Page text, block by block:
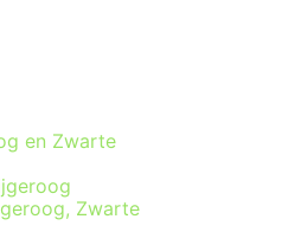
en Zwarte
Zwarte